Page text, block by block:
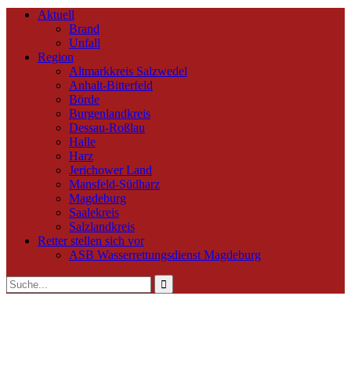
Aktuell
Brand
Unfall
Region
Altmarkkreis Salzwedel
Anhalt-Bitterfeld
Börde
Burgenlandkreis
Dessau-Roßlau
Halle
Harz
Jerichower Land
Mansfeld-Südharz
Magdeburg
Saalekreis
Salzlandkreis
Retter stellen sich vor
ASB Wasserrettungsdienst Magdeburg